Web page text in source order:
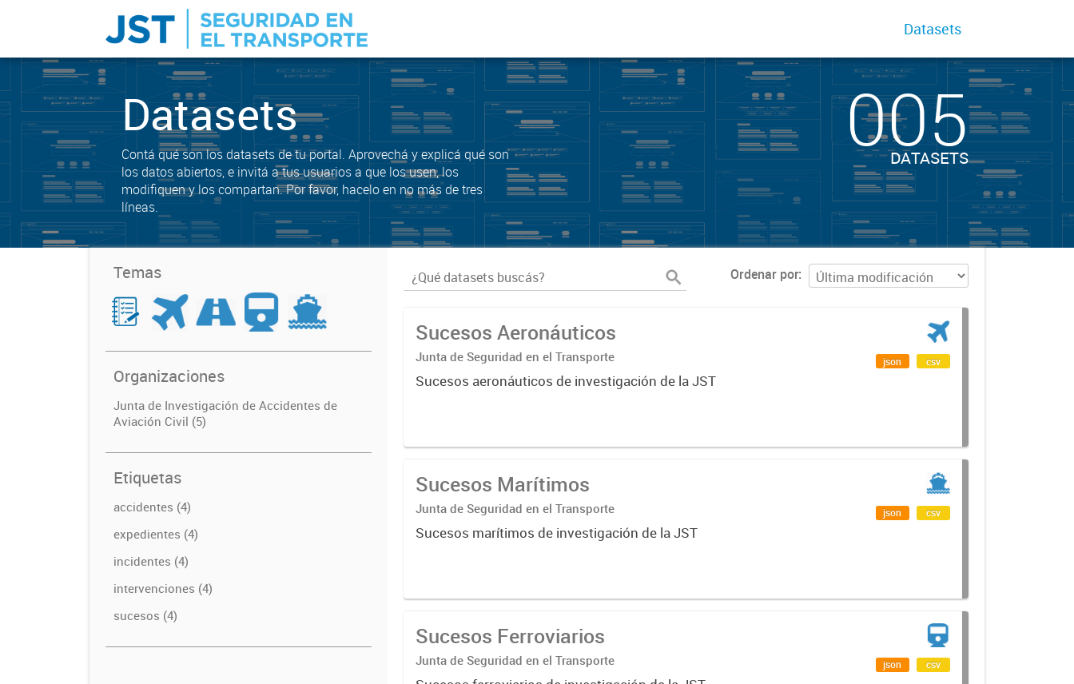
Datasets
Datasets
Contá qué son los datasets de tu portal. Aprovechá y explicá qué son
los datos abiertos, e invitá a tus usuarios a que los usen, los
modifiquen y los compartan. Por favor, hacelo en no más de tres
líneas.
005
DATASETS
Temas
Organizaciones
Junta de Investigación de Accidentes de
Aviación Civil (5)
Etiquetas
accidentes (4)
expedientes (4)
incidentes (4)
intervenciones (4)
sucesos (4)
Ordenar por
Sucesos Aeronáuticos
Junta de Seguridad en el Transporte
Sucesos aeronáuticos de investigación de la JST
json csv
Sucesos Marítimos
Junta de Seguridad en el Transporte
Sucesos marítimos de investigación de la JST
json csv
Sucesos Ferroviarios
Junta de Seguridad en el Transporte json csv